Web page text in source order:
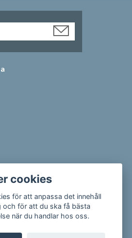
cookies
för att anpassa det innehåll
och för att du ska få bästa
när du handlar hos oss.